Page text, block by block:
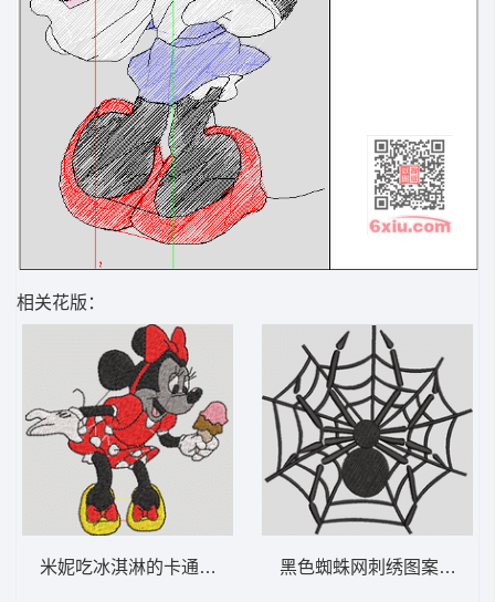
相关花版：
米妮吃冰淇淋的卡通形象 米妮 11-DST格式黑色蜘蛛网刺绣图案 网上